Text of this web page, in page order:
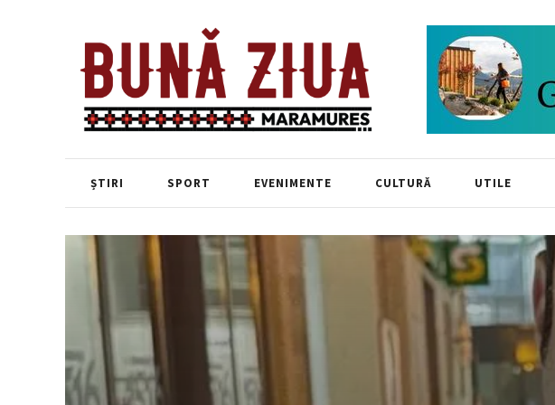
ȘTIRI SPORT EVENIMENTE CULTURĂ UTILE